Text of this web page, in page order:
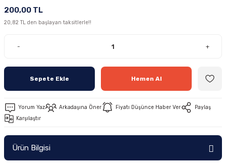
200,00 TL
20,82 TL den başlayan taksitlerle!!
- +
Sepete Ekle Hemen Al
Yorum Yaz Arkadaşına Öner Fiyatı Düşünce Haber Ver
Paylaş
Karşılaştır
Ürün Bilgisi